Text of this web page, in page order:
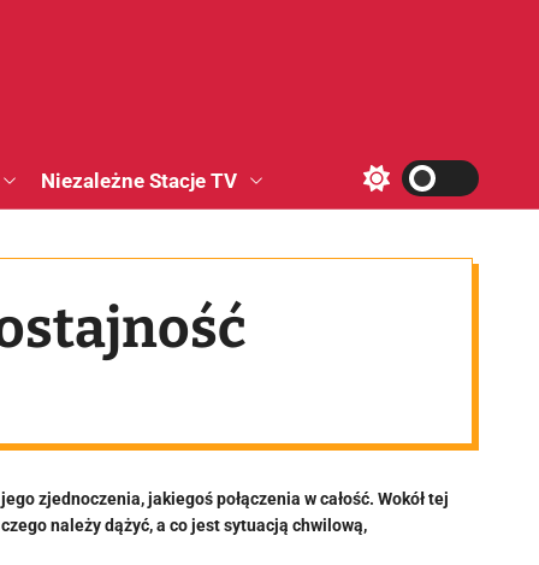
Niezależne Stacje TV
w
d
zjednoczenia, jakiegoś połączenia w całość. Wokół tej
należy dążyć, a co jest sytuacją chwilową,